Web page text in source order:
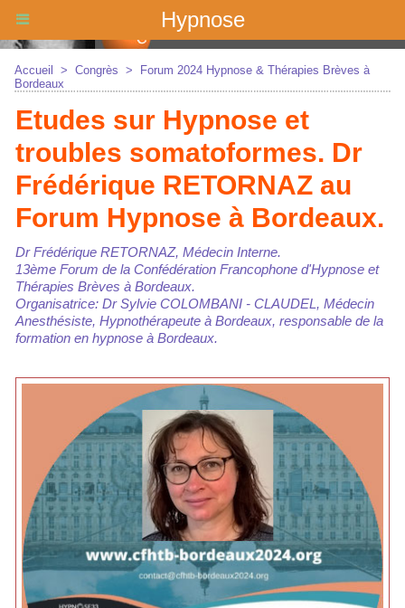
Hypnose
Accueil > Congrès >
Forum 2024 Hypnose & Thérapies Brèves à
Bordeaux
Etudes sur Hypnose et
troubles somatoformes. Dr
Frédérique RETORNAZ au
Forum Hypnose à Bordeaux.
Dr Frédérique RETORNAZ, Médecin Interne.
13ème Forum de la Confédération Francophone d'Hypnose et
Thérapies Brèves à Bordeaux.
Organisatrice: Dr Sylvie COLOMBANI - CLAUDEL, Médecin
Anesthésiste, Hypnothérapeute à Bordeaux, responsable de la
formation en hypnose à Bordeaux.